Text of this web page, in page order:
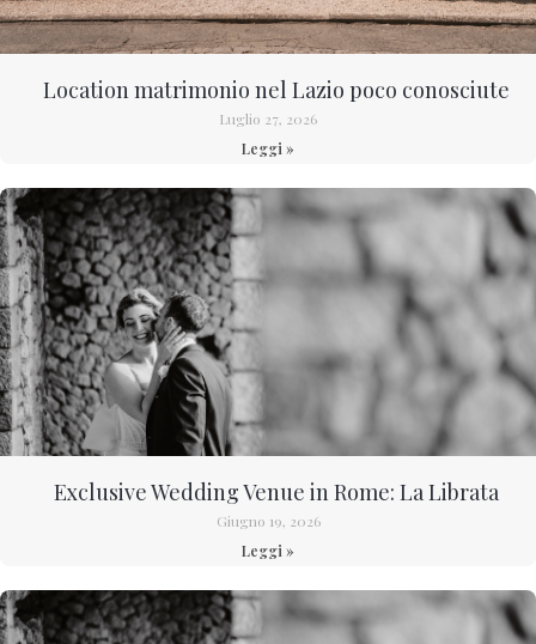
Location matrimonio nel Lazio poco conosciute
Luglio 27, 2026
Leggi »
Exclusive Wedding Venue in Rome: La Librata
Giugno 19, 2026
Leggi »